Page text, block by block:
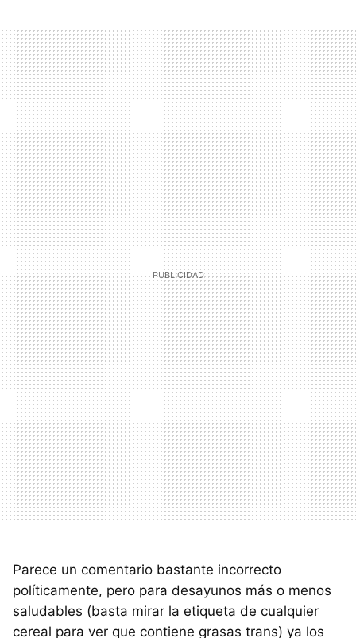
Parece un comentario bastante incorrecto
políticamente, pero para desayunos más o menos
saludables (basta mirar la etiqueta de cualquier
cereal para ver que contiene grasas trans) ya los